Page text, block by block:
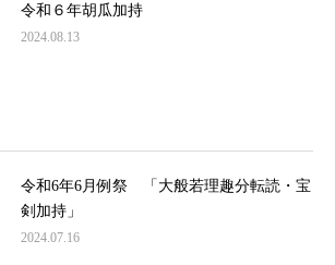
令和６年胡瓜加持
2024.08.13
令和6年6月例祭 「大般若理趣分転読・宝
剣加持」
2024.07.16